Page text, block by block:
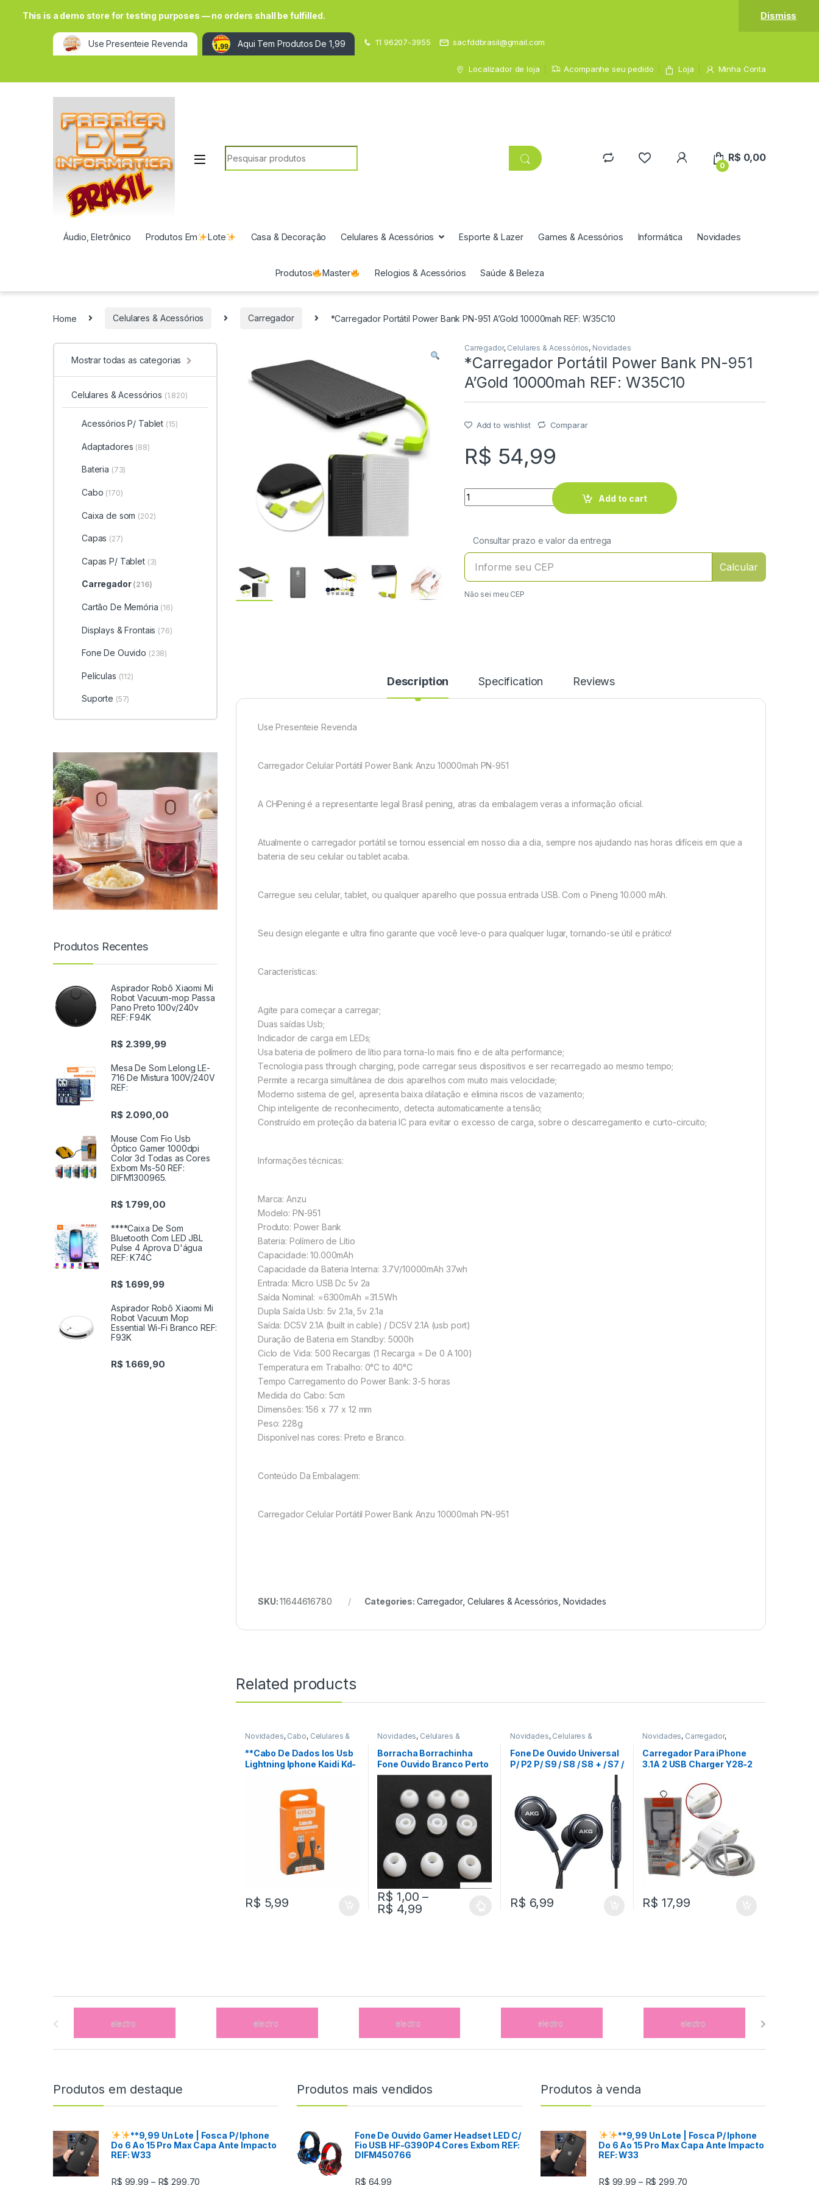
Use Presenteie Revenda Aqui Tem Produtos De 1,99 11 96207-3955 sacfddbrasil@gmail.com
Localizador de loja Acompanhe seu pedido Loja Minha Conta
Search for:
0
R$ 0,00
Áudio, Eletrônico Produtos Em Lote Casa & Decoração Celulares & Acessórios Esporte & Lazer Games & Acessórios Informática Novidades
Produtos Master Relogios & Acessórios Saúde & Beleza
Home Celulares & Acessórios Carregador *Carregador Portátil Power Bank PN-951 A’Gold 10000mah REF: W35C10
Carregador, Celulares & Acessórios, Novidades
*Carregador Portátil Power Bank PN-951
A’Gold 10000mah REF: W35C10
Add to wishlist Comparar
R$ 54,99
Quantity
Add to cart
Consultar prazo e valor da entrega
Calcular
Não sei meu CEP
Description Specification Reviews
Use Presenteie Revenda
Carregador Celular Portátil Power Bank Anzu 10000mah PN-951
A CHPening é a representante legal Brasil pening, atras da embalagem veras a informação oficial.
Atualmente o carregador portátil se tornou essencial em nosso dia a dia, sempre nos ajudando nas horas difíceis em que a
bateria de seu celular ou tablet acaba.
Carregue seu celular, tablet, ou qualquer aparelho que possua entrada USB. Com o Pineng 10.000 mAh.
Seu design elegante e ultra fino garante que você leve-o para qualquer lugar, tornando-se útil e prático!
Características:
Agite para começar a carregar;
Duas saídas Usb;
Indicador de carga em LEDs;
Usa bateria de polímero de lítio para torna-lo mais fino e de alta performance;
Tecnologia pass through charging, pode carregar seus dispositivos e ser recarregado ao mesmo tempo;
Permite a recarga simultânea de dois aparelhos com muito mais velocidade;
Moderno sistema de gel, apresenta baixa dilatação e elimina riscos de vazamento;
Chip inteligente de reconhecimento, detecta automaticamente a tensão;
Construído em proteção da bateria IC para evitar o excesso de carga, sobre o descarregamento e curto-circuito;
Informações técnicas:
Marca: Anzu
Modelo: PN-951
Produto: Power Bank
Bateria: Polímero de Lítio
Capacidade: 10.000mAh
Capacidade da Bateria Interna: 3.7V/10000mAh 37wh
Entrada: Micro USB Dc 5v 2a
Saída Nominal: =6300mAh =31.5Wh
Dupla Saída Usb: 5v 2.1a, 5v 2.1a
Saída: DC5V 2.1A (built in cable) / DC5V 2.1A (usb port)
Duração de Bateria em Standby: 5000h
Ciclo de Vida: 500 Recargas (1 Recarga = De 0 A 100)
Temperatura em Trabalho: 0°C to 40°C
Tempo Carregamento do Power Bank: 3-5 horas
Medida do Cabo: 5cm
Dimensões: 156 x 77 x 12 mm
Peso: 228g
Disponível nas cores: Preto e Branco.
Conteúdo Da Embalagem:
Carregador Celular Portátil Power Bank Anzu 10000mah PN-951
SKU:11644616780 Categories: Carregador,Celulares & Acessórios Novidades
Related products
Novidades, Cabo, Celulares &
Acessórios
**Cabo De Dados Ios Usb
Lightning Iphone Kaidi Kd-
R$ 5,99
Novidades, Celulares &
Acessórios
Borracha Borrachinha
Fone Ouvido Branco Perto
Azul Transparente Fumê
R$ 1,00 –
R$ 4,99
Novidades, Celulares &
Acessórios
Fone De Ouvido Universal
P/ P2 P/ S9 / S8 / S8 + / S7 /
R$ 6,99
Novidades, Carregador,
Celulares & Acessórios
Carregador Para iPhone
3.1A 2 USB Charger Y28-2
R$ 17,99
Mostrar todas as categorias
Celulares & Acessórios (1.820)
Acessórios P/ Tablet (15)
Adaptadores (88)
Bateria (73)
Cabo (170)
Caixa de som (202)
Capas (27)
Capas P/ Tablet (3)
Carregador (216)
Cartão De Memória (16)
Displays & Frontais (76)
Fone De Ouvido (238)
Películas (112)
Suporte (57)
Produtos Recentes
Aspirador Robô Xiaomi Mi
Robot Vacuum-mop Passa
Pano Preto 100v/240v
REF: F94K
R$2.399,99
Mesa De Som Lelong LE-
716 De Mistura 100V/240V
REF:
R$2.090,00
Mouse Com Fio Usb
Óptico Gamer 1000dpi
Color 3d Todas as Cores
Exbom Ms-50 REF:
DIFM1300965.
R$1.799,00
****Caixa De Som
Bluetooth Com LED JBL
Pulse 4 Aprova D'água
REF: K74C
R$1.699,99
Aspirador Robô Xiaomi Mi
Robot Vacuum Mop
Essential Wi-Fi Branco REF:
F93K
R$1.669,90
Produtos em destaque
**9,99 Un Lote | Fosca P/ Iphone
Do 6 Ao 15 Pro Max Capa Ante Impacto
REF: W33
R$ 99,99 – R$ 299,70
Produtos mais vendidos
Fone De Ouvido Gamer Headset LED C/
Fio USB HF-G390P4 Cores Exbom REF:
DIFM450766
R$ 64,99
Produtos à venda
**9,99 Un Lote | Fosca P/ Iphone
Do 6 Ao 15 Pro Max Capa Ante Impacto
REF: W33
R$ 99,99 – R$ 299,70
This is a demo store for testing purposes — no orders shall be fulfilled. Dismiss